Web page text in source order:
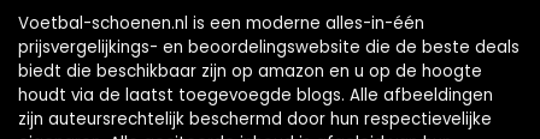
Rood-40
Voetbal-schoenen.nl is een moderne alles-in-één
prijsvergelijkings- en beoordelingswebsite die de beste deals
biedt die beschikbaar zijn op amazon en u op de hoogte
houdt via de laatst toegevoegde blogs. Alle afbeeldingen
zijn auteursrechtelijk beschermd door hun respectievelijke